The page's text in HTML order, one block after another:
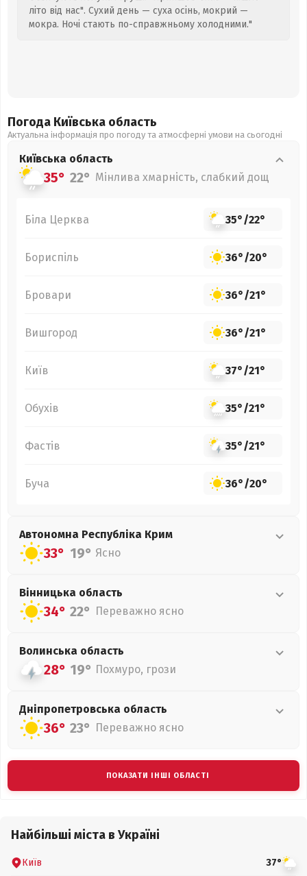
літо від нас". Сухий день — суха осінь, мокрий —
мокра. Ночі стають по-справжньому холодними."
Погода Київська область
Актуальна інформація про погоду та атмосферні умови на сьогодні
Київська область
35° 22° Мінлива хмарність, слабкий дощ
Біла Церква 35°/22°
Бориспіль 36°/20°
Бровари 36°/21°
Вишгород 36°/21°
Київ 37°/21°
Обухів 35°/21°
Фастів 35°/21°
Буча 36°/20°
Автономна Республіка Крим
33° 19° Ясно
Вінницька область
34° 22° Переважно ясно
Волинська область
28° 19° Похмуро, грози
Дніпропетровська область
36° 23° Переважно ясно
ПОКАЗАТИ ІНШІ ОБЛАСТІ
Найбільші міста в Україні
Київ 37°